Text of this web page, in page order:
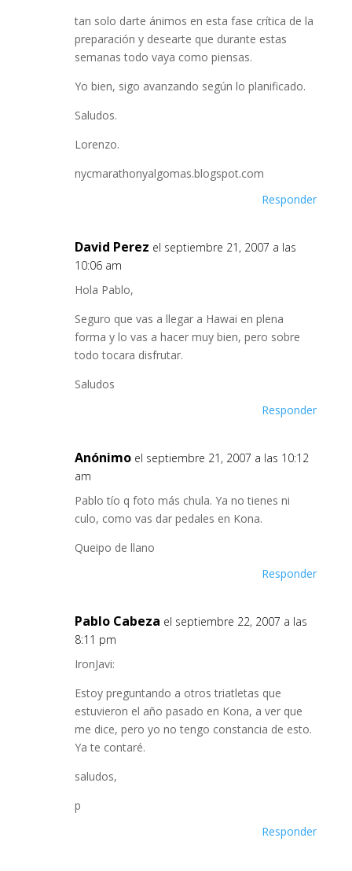
tan solo darte ánimos en esta fase crítica de la
preparación y desearte que durante estas
semanas todo vaya como piensas.
Yo bien, sigo avanzando según lo planificado.
Saludos.
Lorenzo.
nycmarathonyalgomas.blogspot.com
Responder
David Perez el septiembre 21, 2007 a las
10:06 am
Hola Pablo,
Seguro que vas a llegar a Hawai en plena
forma y lo vas a hacer muy bien, pero sobre
todo tocara disfrutar.
Saludos
Responder
Anónimo el septiembre 21, 2007 a las 10:12
am
Pablo tío q foto más chula. Ya no tienes ni
culo, como vas dar pedales en Kona.
Queipo de llano
Responder
Pablo Cabeza el septiembre 22, 2007 a las
8:11 pm
IronJavi:
Estoy preguntando a otros triatletas que
estuvieron el año pasado en Kona, a ver que
me dice, pero yo no tengo constancia de esto.
Ya te contaré.
saludos,
p
Responder